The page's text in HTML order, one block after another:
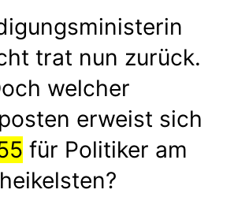
trat nun zurück.
welcher
erweist sich
für Politiker am
heikelsten?